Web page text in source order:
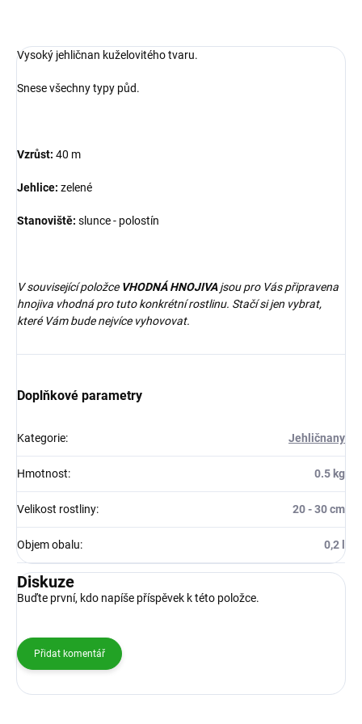
Vysoký jehličnan kuželovitého tvaru.
Snese všechny typy půd.
Vzrůst: 40 m
Jehlice: zelené
Stanoviště: slunce - polostín
V související položce VHODNÁ HNOJIVAjsou pro Vás připravena
hnojiva vhodná pro tuto konkrétní rostlinu. Stačí si jen vybrat,
které Vám bude nejvíce vyhovovat.
Doplňkové parametry
Kategorie: Jehličnany
Hmotnost: 0.5 kg
Velikost rostliny: 20 - 30 cm
Objem obalu: 0,2 l
Diskuze
Buďte první, kdo napíše příspěvek k této položce.
Přidat komentář